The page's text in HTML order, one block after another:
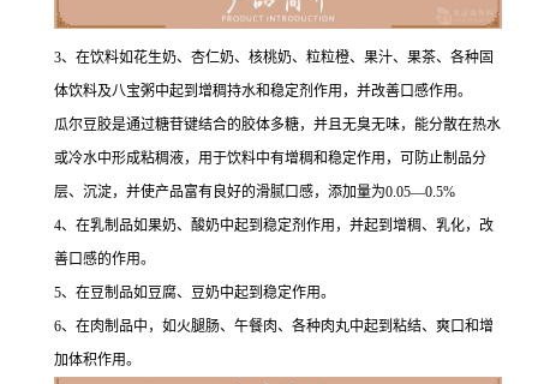
3、在饮料如花生奶、杏仁奶、核桃奶、粒粒橙、果汁、果茶、各种固
体饮料及八宝粥中起到增稠持水和稳定剂作用，并改善口感作用。
瓜尔豆胶是通过糖苷键结合的胶体多糖，并且无臭无味，能分散在热水
或冷水中形成粘稠液，用于饮料中有增稠和稳定作用，可防止制品分
层、沉淀，并使产品富有良好的滑腻口感，添加量为0.05—0.5%
4、在乳制品如果奶、酸奶中起到稳定剂作用，并起到增稠、乳化，改
善口感的作用。
5、在豆制品如豆腐、豆奶中起到稳定作用。
6、在肉制品中，如火腿肠、午餐肉、各种肉丸中起到粘结、爽口和增
加体积作用。